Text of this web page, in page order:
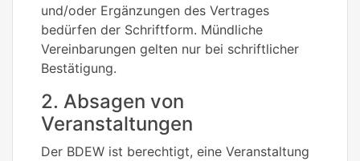
und/oder Ergänzungen des Vertrages
bedürfen der Schriftform. Mündliche
Vereinbarungen gelten nur bei schriftlicher
Bestätigung.
2. Absagen von
Veranstaltungen
Der BDEW ist berechtigt, eine Veranstaltung